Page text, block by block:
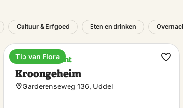
Cultuur & Erfgoed Eten en drinken
Entertainment
Kroongeheim
Garderenseweg 136, Uddel
Tip van Flora
Maak